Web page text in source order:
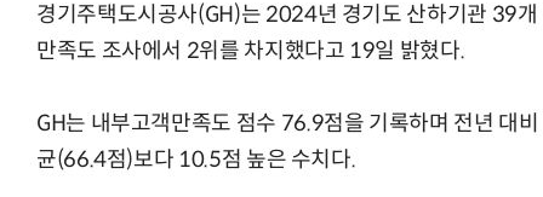
경기주택도시공사(GH)는 2024년 경기도 산하기관 39
만족도 조사에서 2위를 차지했다고 19일 밝혔다.
GH는 내부고객만족도 점수 76.9점을 기록하며 전년 대
균(66.4점)보다 10.5점 높은 수치다.